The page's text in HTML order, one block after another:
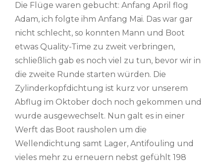
Die Flüge waren gebucht: Anfang April flog
Adam, ich folgte ihm Anfang Mai. Das war gar
nicht schlecht, so konnten Mann und Boot
etwas Quality-Time zu zweit verbringen,
schließlich gab es noch viel zu tun, bevor wir in
die zweite Runde starten würden. Die
Zylinderkopfdichtung ist kurz vor unserem
Abflug im Oktober doch noch gekommen und
wurde ausgewechselt. Nun galt es in einer
Werft das Boot rausholen um die
Wellendichtung samt Lager, Antifouling und
vieles mehr zu erneuern nebst gefühlt 198